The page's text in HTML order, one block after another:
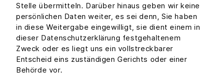
Stelle übermitteln. Darüber hinaus geben wir keine
persönlichen Daten weiter, es sei denn, Sie haben
in diese Weitergabe eingewilligt, sie dient einem in
dieser Datenschutzerklärung festgehaltenem
Zweck oder es liegt uns ein vollstreckbarer
Entscheid eins zuständigen Gerichts oder einer
Behörde vor.